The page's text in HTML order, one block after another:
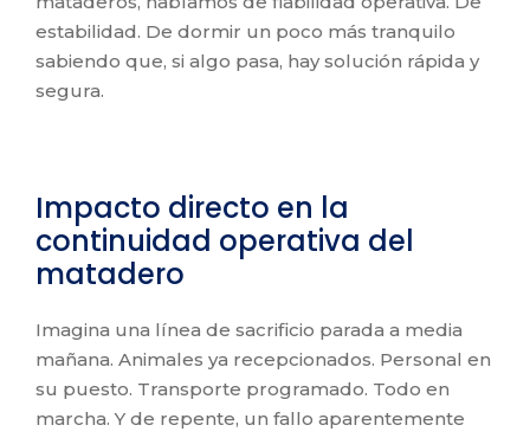
estabilidad. De dormir un poco más tranquilo
sabiendo que, si algo pasa, hay solución rápida y
segura.
Impacto directo en la
continuidad operativa del
matadero
Imagina una línea de sacrificio parada a media
mañana. Animales ya recepcionados. Personal en
su puesto. Transporte programado. Todo en
marcha. Y de repente, un fallo aparentemente